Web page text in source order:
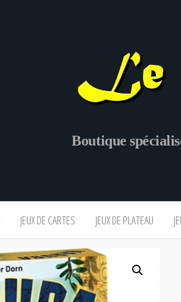
Boutique
JEUX DE CARTES JEUX DE PLATEAU